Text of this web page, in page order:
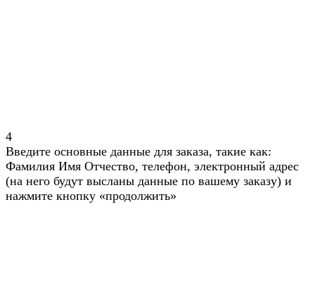
4
Введите основные данные для заказа, такие как:
Фамилия Имя Отчество, телефон, электронный адрес
(на него будут высланы данные по вашему заказу) и
нажмите кнопку «продолжить»